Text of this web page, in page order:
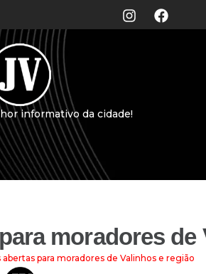
informativo da cidade!
moradores de
para moradores de Valinhos e região